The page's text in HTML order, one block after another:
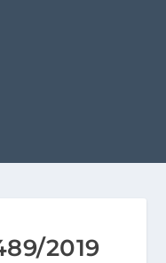
2019